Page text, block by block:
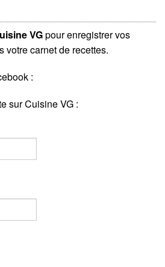
VGpour enregistrer vos
votre carnet de recettes.
:
sur Cuisine VG :